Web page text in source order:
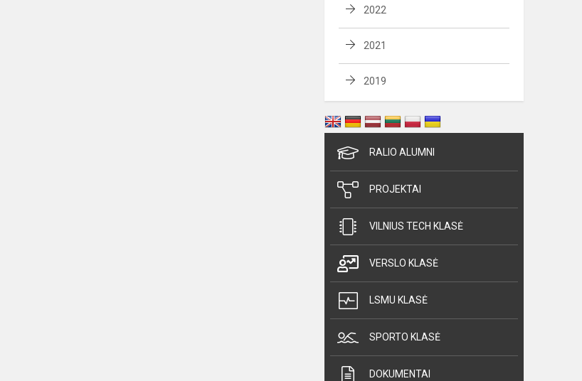
2022
2021
2019
RALIO ALUMNI
PROJEKTAI
VILNIUS TECH KLASĖ
VERSLO KLASĖ
LSMU KLASĖ
SPORTO KLASĖ
DOKUMENTAI